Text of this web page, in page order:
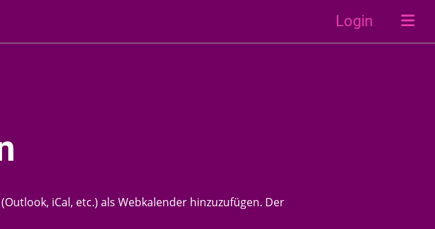
Login
iCal, etc.) als Webkalender hinzuzufügen. Der